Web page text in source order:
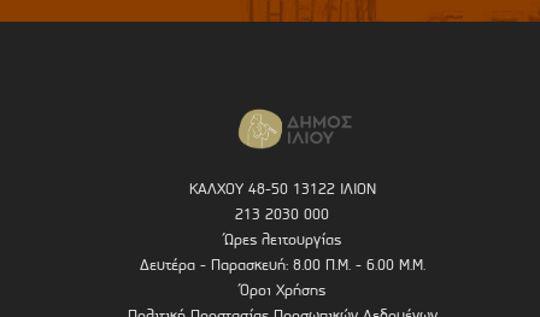
ΚΑΛΧΟΥ 48-50 13122 ΙΛΙΟΝ
213 2030 000
Ώρες λειτουργίας
Δευτέρα - Παρασκευή: 8.00 Π.Μ. - 6.00 Μ.Μ.
Όροι Χρήσης